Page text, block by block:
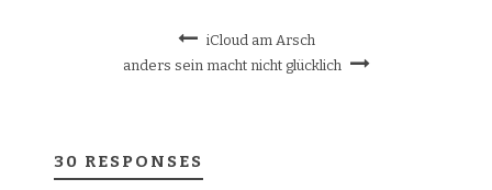
iCloud am Arsch
anders sein macht nicht glücklich
30 RESPONSES